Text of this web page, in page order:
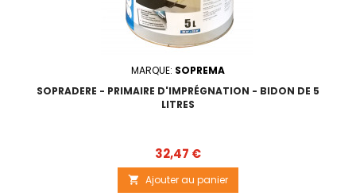
MARQUE: SOPREMA
SOPRADERE - PRIMAIRE D'IMPRÉGNATION - BIDON DE 5
LITRES
Prix
32,47 €
 Ajouter au panier